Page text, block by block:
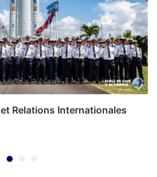
Relations Internationales